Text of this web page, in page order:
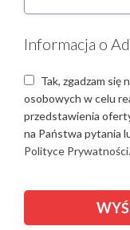
Informacja o
Tak, zgadzam się
osobowych w celu
przedstawienia
na Państwa pytania
Polityce Prywatności.